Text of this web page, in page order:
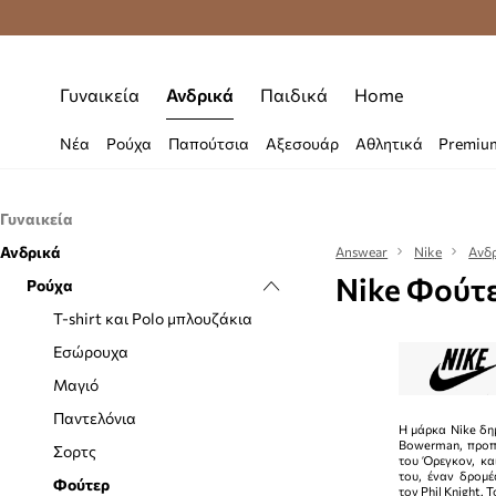
Γυναικεία Ανδρικά Παιδικά Home
Νέα Ρούχα Παπούτσια Αξεσουάρ Αθλητικά
Γυναικεία
Ρούχα
Μαγιό
Τοπ και μπλουζάκια
Παπούτσια
Αθλητικά
Αξεσουάρ
Αθλητικός εξοπλισμός
Αξεσουάρ κολύμβησης
Γάντια
Γυαλιά
Θήκες για γυναίκες
Ανδρικά
Ρούχα
T-shirt και Polo μπλουζάκια
Εσώρουχα
Μαγιό
Παντελόνια
Σορτς
Φούτερ
Answear Nike
Nike
Η μάρκα Nike
Bowerman,
του Όρεγκον,
του, έναν
τον Phil Knight.